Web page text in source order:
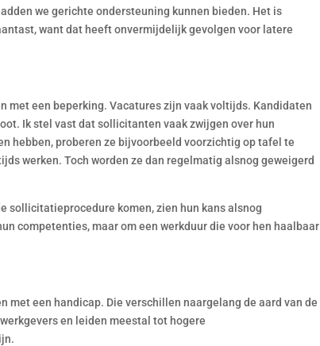
we gerichte ondersteuning kunnen bieden. Het is
want dat heeft onvermijdelijk gevolgen voor latere
met een beperking. Vacatures zijn vaak voltijds. Kandidaten
Ik stel vast dat sollicitanten vaak zwijgen over hun
hebben, proberen ze bijvoorbeeld voorzichtig op tafel te
werken. Toch worden ze dan regelmatig alsnog geweigerd
sollicitatieprocedure komen, zien hun kans alsnog
competenties, maar om een werkduur die voor hen haalbaar
met een handicap. Die verschillen naargelang de aard van de
en leiden meestal tot hogere